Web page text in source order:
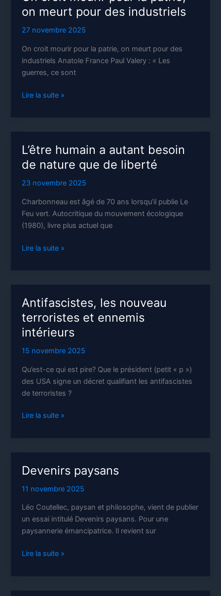
national
Résistance
on meurt pour des industriels
27 novembre 2025
On croit mourir pour la patrie, on meurt pour des
industriels Anatole France Paul Valery : « Les
guerres, ce sont
On
patrie,
on
des
industriels
Lire la suite »
L’être humain a autant besoin
de nature que de liberté
23 novembre 2025
Charbonneau est âgé de 70 ans lorsqu’il publie Le
Feu vert. Autocritique du mouvement écologique
(1980), livre plus actuel que
L’être
de
nature
que
liberté
Lire la suite »
Antifascistes, les nouveau
terroristes et ennemis
intérieurs
15 novembre 2025
Qu’est-ce qui est pire? Que le président (petit « p »)
des USA signe un décret qualifiant les antifascistes
de terroristes ?
Antifascistes,
ennemis
intérieurs
Lire la suite »
Devenirs paysans
11 novembre 2025
Léo Coutellec, paysan et philosophe, vient de publier
un essai intitulé Devenirs paysans. Pour une
paysannerie émancipatrice. Il revient sur
Devenirs
Lire la suite »